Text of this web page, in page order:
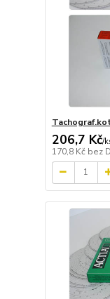
206,7 Kč/
170,8 Kč bez